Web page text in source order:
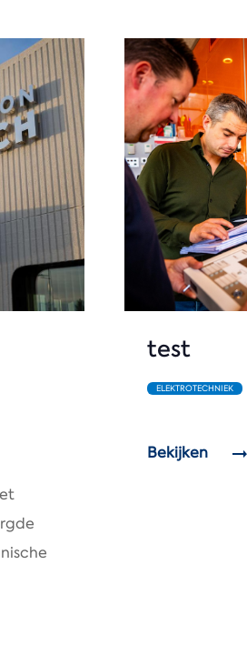
test
ELEKTROTECHNIEK
Bekijken